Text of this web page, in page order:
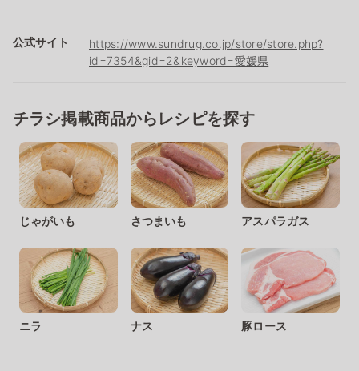
公式サイト
https://www.sundrug.co.jp/store/store.php?
id=7354&gid=2&keyword=愛媛県
チラシ掲載商品からレシピを探す
じゃがいも さつまいも アスパラガス
ニラ ナス 豚ロース